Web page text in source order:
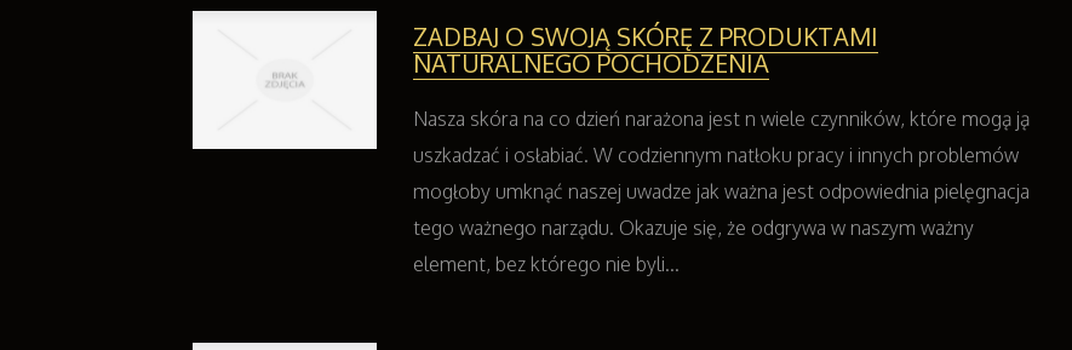
ZADBAJ O SWOJĄ SKÓRĘ Z PRODUKTAMI
NATURALNEGO POCHODZENIA
Nasza skóra na co dzień narażona jest n wiele czynników, które mogą ją
uszkadzać i osłabiać. W codziennym natłoku pracy i innych problemów
mogłoby umknąć naszej uwadze jak ważna jest odpowiednia pielęgnacja
tego ważnego narządu. Okazuje się, że odgrywa w naszym ważny
element, bez którego nie byli...